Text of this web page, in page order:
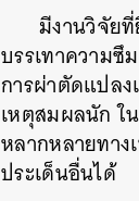
มีงานวิจัย
บรรเทาความ
การผ่าตัดแปลง
เหตุสมผลนัก ใ
หลากหลายทาง
ประเด็นอื่นได้